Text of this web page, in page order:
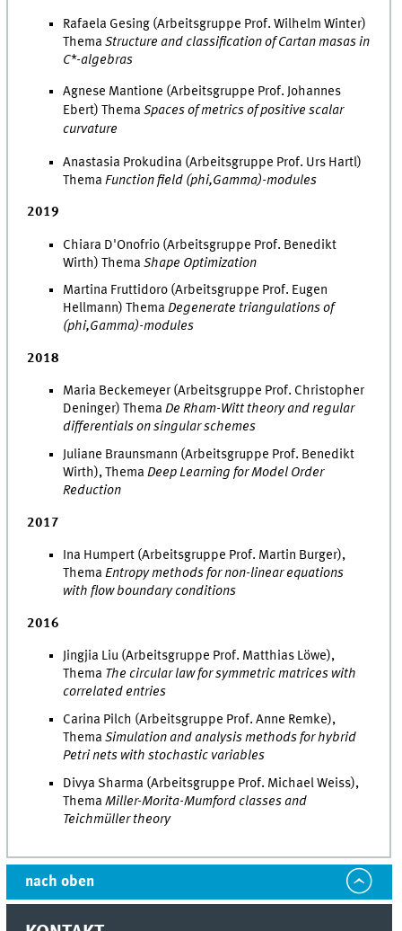
Rafaela Gesing (Arbeitsgruppe Prof. Wilhelm Winter)
ThemaStructure and classification of Cartan masas in
C*-algebras
Agnese Mantione (Arbeitsgruppe Prof. Johannes
Ebert) ThemaSpaces of metrics of positive scalar
curvature
Anastasia Prokudina (Arbeitsgruppe Prof. Urs Hartl)
ThemaFunction field (phi,Gamma)-modules
2019
Chiara D'Onofrio (Arbeitsgruppe Prof. Benedikt
Wirth) ThemaShape Optimization
Martina Fruttidoro (Arbeitsgruppe Prof. Eugen
Hellmann) ThemaDegenerate triangulations of
(phi,Gamma)-modules
2018
Maria Beckemeyer (Arbeitsgruppe Prof. Christopher
Deninger) ThemaDe Rham-Witt theory and regular
differentials on singular schemes
Juliane Braunsmann (Arbeitsgruppe Prof. Benedikt
Wirth), ThemaDeep Learning for Model Order
Reduction
2017
Ina Humpert (Arbeitsgruppe Prof. Martin Burger),
ThemaEntropy methods for non-linear equations
with flow boundary conditions
2016
Jingjia Liu (Arbeitsgruppe Prof. Matthias Löwe),
Thema The circular law for symmetric matrices with
correlated entries
Carina Pilch (Arbeitsgruppe Prof. Anne Remke),
Thema Simulation and analysis methods for hybrid
Petri nets with stochastic variables
Divya Sharma (Arbeitsgruppe Prof. Michael Weiss),
ThemaMiller-Morita-Mumford classes and
Teichmüller theory
nach oben